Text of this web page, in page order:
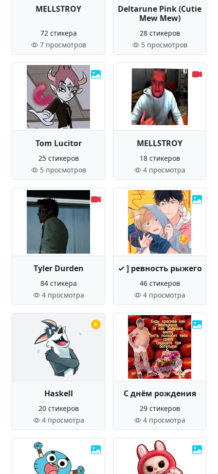
MELLSTROY
72 стикера
7 просмотров
Deltarune Pink (Cutie
Mew Mew)
28 стикеров
5 просмотров
Tom Lucitor
25 стикеров
5 просмотров
MELLSTROY
18 стикеров
4 просмотра
Tyler Durden
84 стикера
4 просмотра
✓ ] ревность рыжего
46 стикеров
4 просмотра
Haskell
20 стикеров
4 просмотра
С днём рождения
29 стикеров
4 просмотра